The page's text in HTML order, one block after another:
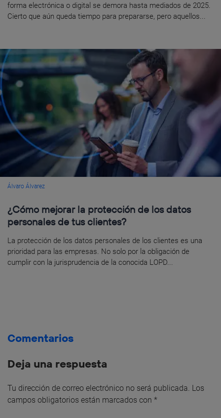
forma electrónica o digital se demora hasta mediados de 2025.
Cierto que aún queda tiempo para prepararse, pero aquellos...
Álvaro Álvarez
¿Cómo mejorar la protección de los datos
personales de tus clientes?
La protección de los datos personales de los clientes es una
prioridad para las empresas. No solo por la obligación de
cumplir con la jurisprudencia de la conocida LOPD...
Comentarios
Deja una respuesta
Tu dirección de correo electrónico no será publicada. Los
campos obligatorios están marcados con *